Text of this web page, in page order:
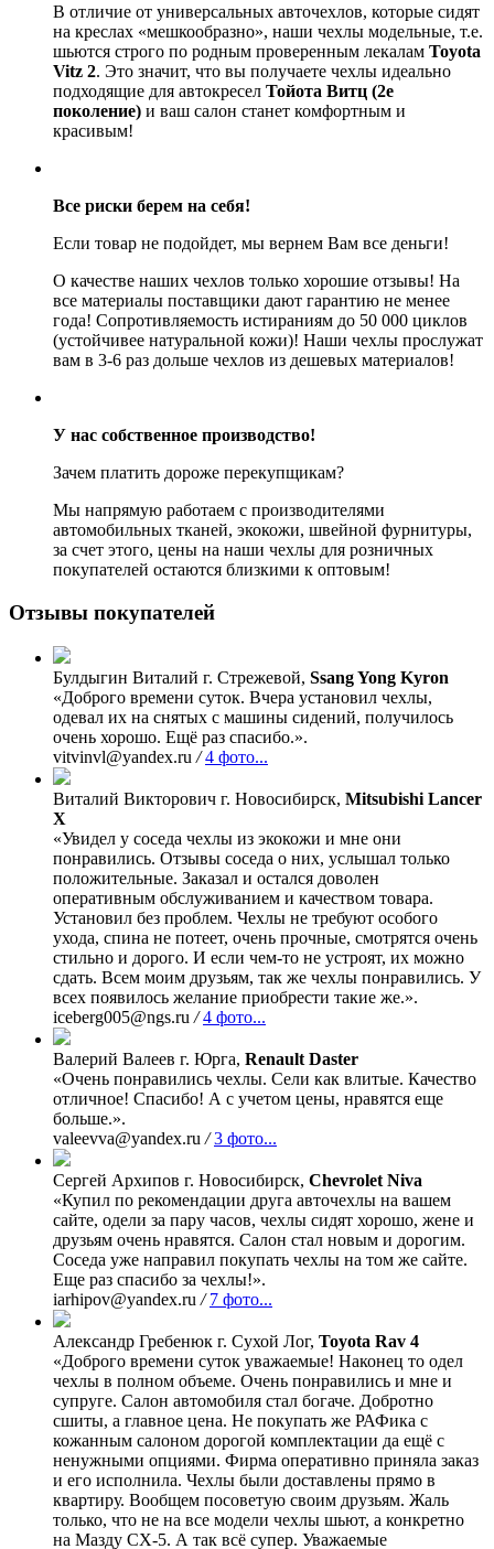
В отличие от универсальных авточехлов, которые сидят
на креслах «мешкообразно», наши чехлы модельные, т.е.
шьются строго по родным проверенным лекалам Toyota
Vitz 2. Это значит, что вы получаете чехлы идеально
подходящие для автокресел Тойота Витц (2е
поколение) и ваш салон станет комфортным и
красивым!
Все риски берем на себя!
Если товар не подойдет, мы вернем Вам все деньги!
О качестве наших чехлов только хорошие отзывы! На
все материалы поставщики дают гарантию не менее
года! Сопротивляемость истираниям до 50 000 циклов
(устойчивее натуральной кожи)! Наши чехлы прослужат
вам в 3-6 раз дольше чехлов из дешевых материалов!
У нас собственное производство!
Зачем платить дороже перекупщикам?
Мы напрямую работаем с производителями
автомобильных тканей, экокожи, швейной фурнитуры,
за счет этого, цены на наши чехлы для розничных
покупателей остаются близкими к оптовым!
Отзывы покупателей
Булдыгин Виталий г. Стрежевой, Ssang Yong Kyron
«Доброго времени суток. Вчера установил чехлы,
одевал их на снятых с машины сидений, получилось
очень хорошо. Ещё раз спасибо.».
vitvinvl@yandex.ru / 4 фото...
Виталий Викторович г. Новосибирск, Mitsubishi Lancer
X
«Увидел у соседа чехлы из экокожи и мне они
понравились. Отзывы соседа о них, услышал только
положительные. Заказал и остался доволен
оперативным обслуживанием и качеством товара.
Установил без проблем. Чехлы не требуют особого
ухода, спина не потеет, очень прочные, смотрятся очень
стильно и дорого. И если чем-то не устроят, их можно
сдать. Всем моим друзьям, так же чехлы понравились. У
всех появилось желание приобрести такие же.».
iceberg005@ngs.ru / 4 фото...
Валерий Валеев г. Юрга, Renault Daster
«Очень понравились чехлы. Сели как влитые. Качество
отличное! Спасибо! А с учетом цены, нравятся еще
больше.».
valeevva@yandex.ru / 3 фото...
Сергей Архипов г. Новосибирск, Chevrolet Niva
«Купил по рекомендации друга авточехлы на вашем
сайте, одели за пару часов, чехлы сидят хорошо, жене и
друзьям очень нравятся. Салон стал новым и дорогим.
Соседа уже направил покупать чехлы на том же сайте.
Еще раз спасибо за чехлы!».
iarhipov@yandex.ru / 7 фото...
Александр Гребенюк г. Сухой Лог, Toyota Rav 4
«Доброго времени суток уважаемые! Наконец то одел
чехлы в полном объеме. Очень понравились и мне и
супруге. Салон автомобиля стал богаче. Добротно
сшиты, а главное цена. Не покупать же РАФика с
кожанным салоном дорогой комплектации да ещё с
ненужными опциями. Фирма оперативно приняла заказ
и его исполнила. Чехлы были доставлены прямо в
квартиру. Вообщем посоветую своим друзьям. Жаль
только, что не на все модели чехлы шьют, а конкретно
на Мазду СХ-5. А так всё супер. Уважаемые